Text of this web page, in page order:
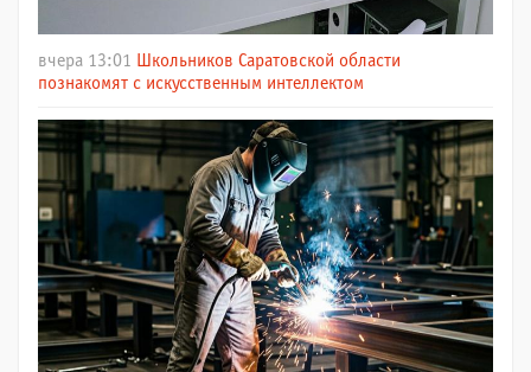
вчера 13:01
Школьников Саратовской области
познакомят с искусственным интеллектом